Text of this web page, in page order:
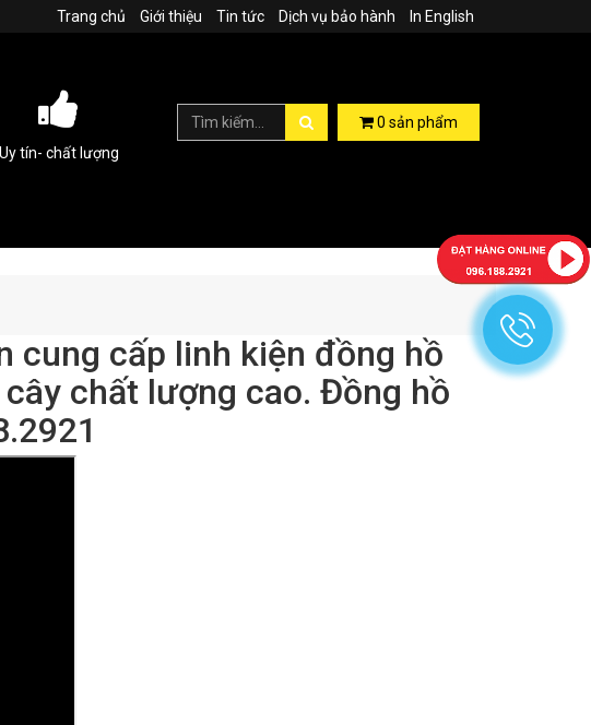
Trang chủ Giới thiệu Tin tức Dịch vụ bảo hành In English
Uy tín- chất lượng
0 sản phẩm
cung cấp linh kiện đồng hồ
chất lượng cao. Đồng hồ